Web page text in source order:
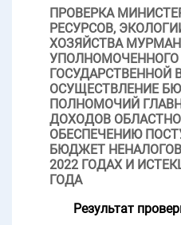
ПРОВЕРКА
РЕСУРСОВ,
ХОЗЯЙСТВА
УПОЛНОМОЧЕННОГО
ГОСУДАРСТВЕННОЙ
ОСУЩЕСТВЛЕНИЕ
ПОЛНОМОЧИЙ
ДОХОДОВ
ОБЕСПЕЧЕНИЮ
БЮДЖЕТ
2022 ГОДАХ И
ГОДА
Результат